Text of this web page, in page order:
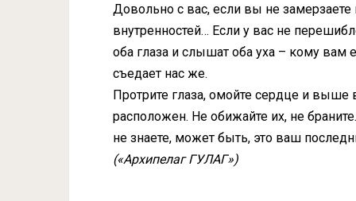
Довольно с вас, если вы не
внутренностей… Если у вас не
оба глаза и слышат оба уха – кому вам
съедает нас же.
Протрите глаза, омойте сердце и выше
расположен. Не обижайте их, не
не знаете, может быть, это ваш
(«Архипелаг ГУЛАГ»)